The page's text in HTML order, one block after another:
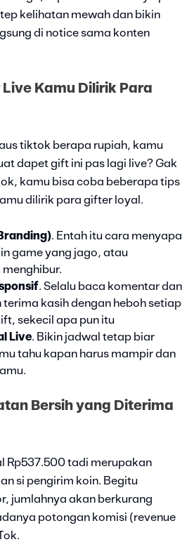
kelihatan mewah dan bikin
di notice sama konten
Kamu Dilirik Para
tiktok berapa rupiah, kamu
dapet gift ini pas lagi live? Gak
kamu bisa coba beberapa tips
dilirik para gifter loyal.
. Entah itu cara menyapa
game yang jago, atau
. Selalu baca komentar dan
terima kasih dengan heboh setiap
sekecil apa pun itu
Live. Bikin jadwal tetap biar
tahu kapan harus mampir dan
Bersih yang Diterima
Rp537.500 tadi merupakan
si pengirim koin. Begitu
jumlahnya akan berkurang
potongan komisi (revenue